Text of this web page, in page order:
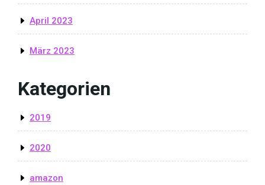
April 2023
März 2023
Kategorien
2019
2020
amazon